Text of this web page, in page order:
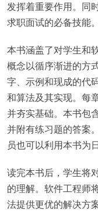
发挥着重要作用。同
求职面试的必备技能。
本书涵盖了对学生和
概念以循序渐进的方
字、示例和现成的代
和算法及其实现。每
并夯实基础。本书包
并附有练习题的答案
员也可以利用本书为
读完本书后，学生将
的理解。软件工程师
法提供更优的解决方案